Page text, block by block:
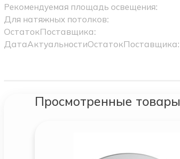
Рекомендуемая площадь освещения:
Для натяжных потолков:
ОстатокПоставщика:
ДатаАктуальностиОстатокПоставщика:
Просмотренные товары